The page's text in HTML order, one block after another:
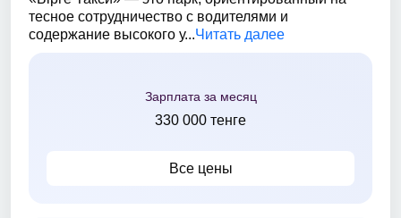
тесное сотрудничество с водителями и
содержание высокого у...Читать далее
Зарплата за месяц
330 000 тенге
Все цены